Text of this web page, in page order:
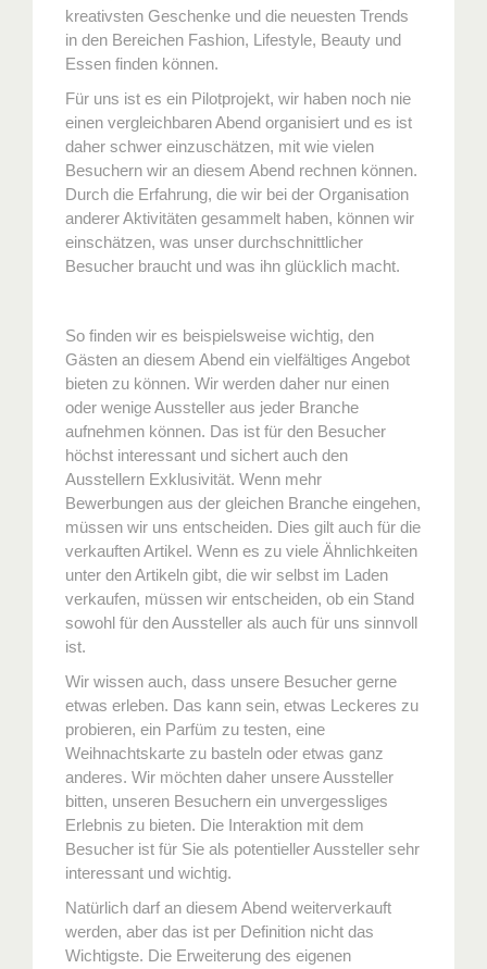
kreativsten Geschenke und die neuesten Trends
in den Bereichen Fashion, Lifestyle, Beauty und
Essen finden können.
Für uns ist es ein Pilotprojekt, wir haben noch nie
einen vergleichbaren Abend organisiert und es ist
daher schwer einzuschätzen, mit wie vielen
Besuchern wir an diesem Abend rechnen können.
Durch die Erfahrung, die wir bei der Organisation
anderer Aktivitäten gesammelt haben, können wir
einschätzen, was unser durchschnittlicher
Besucher braucht und was ihn glücklich macht.
So finden wir es beispielsweise wichtig, den
Gästen an diesem Abend ein vielfältiges Angebot
bieten zu können. Wir werden daher nur einen
oder wenige Aussteller aus jeder Branche
aufnehmen können. Das ist für den Besucher
höchst interessant und sichert auch den
Ausstellern Exklusivität. Wenn mehr
Bewerbungen aus der gleichen Branche eingehen,
müssen wir uns entscheiden. Dies gilt auch für die
verkauften Artikel. Wenn es zu viele Ähnlichkeiten
unter den Artikeln gibt, die wir selbst im Laden
verkaufen, müssen wir entscheiden, ob ein Stand
sowohl für den Aussteller als auch für uns sinnvoll
ist.
Wir wissen auch, dass unsere Besucher gerne
etwas erleben. Das kann sein, etwas Leckeres zu
probieren, ein Parfüm zu testen, eine
Weihnachtskarte zu basteln oder etwas ganz
anderes. Wir möchten daher unsere Aussteller
bitten, unseren Besuchern ein unvergessliges
Erlebnis zu bieten. Die Interaktion mit dem
Besucher ist für Sie als potentieller Aussteller sehr
interessant und wichtig.
Natürlich darf an diesem Abend weiterverkauft
werden, aber das ist per Definition nicht das
Wichtigste. Die Erweiterung des eigenen